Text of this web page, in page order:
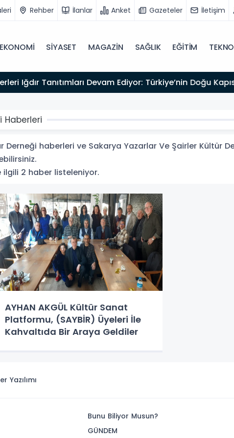
Rehber İlanlar Anket Gazeteler İletişim
EKONOMİ SİYASET MAGAZİN SAĞLIK EĞİTİM
Haberleri
Derneği haberleri ve Sakarya Yazarlar Ve Şairler Kültür
ilgili 2 haber listeleniyor.
AYHAN AKGÜL Kültür Sanat
Platformu, (SAYBİR) Üyeleri İle
Kahvaltıda Bir Araya Geldiler
Yazılımı
Bunu Biliyor Musun?
GÜNDEM